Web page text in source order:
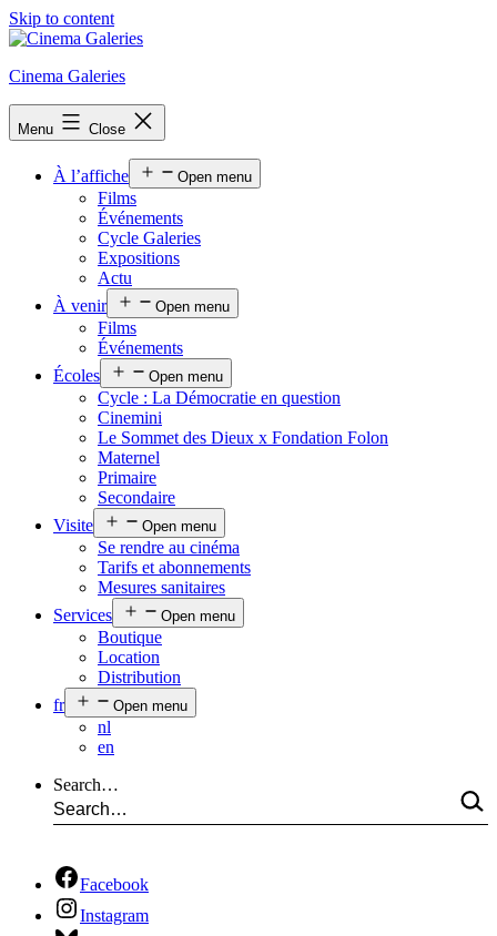
Skip to content
Cinema Galeries
Menu Close
À l’affiche Open menu
Films
Événements
Cycle Galeries
Expositions
Actu
À venir
Open menu
Films
Événements
Écoles
Open menu
Cycle : La Démocratie en question
Cinemini
Le Sommet des Dieux x Fondation Folon
Maternel
Primaire
Secondaire
Visite
Open menu
Se rendre au cinéma
Tarifs et abonnements
Mesures sanitaires
Services
Open menu
Boutique
Location
Distribution
fr
Open menu
nl
en
Search…
Facebook
Instagram